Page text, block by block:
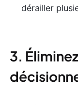
dérailler
3.